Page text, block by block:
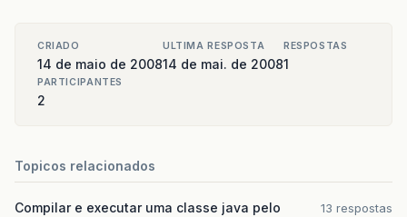
CRIADO
14 de maio de 2008
ULTIMA RESPOSTA
14 de mai. de 2008
RESPOSTAS
1
PARTICIPANTES
2
Topicos relacionados
Compilar e executar uma classe java pelo
13 respostas